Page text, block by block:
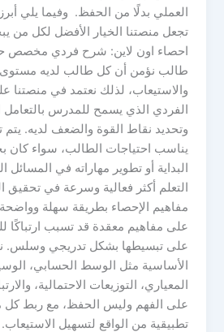
العملي بدلًا من الحفظ. وفيما يلي
تجعل منصتنا الخيار الأفضل لكل
احصاء اون لاين: شرح فردي
طالب نؤمن أن كل طالب لديه
والاستيعاب، لذلك نعتمد في منصتنا
الفردي الذي يسمح للمدرس بالتعامل
وتحديد نقاط القوة والضعف لديه.
يناسب احتياجات الطالب، سواء كان
البداية أو تطوير مهاراته في المسائل
التعلم أكثر فعالية وسرعة في تحقيق
مفاهيم الإحصاء بطريقة سهلة
على مفاهيم معقدة قد تسبب ارتباكًا
على تبسيطها بشكل تدريجي وسلس.
الأساسية مثل الوسط الحسابي،
المعياري، التوزيعات الاحتمالية،
على الفهم وليس الحفظ، مع ربط كل
تطبيقية من الواقع لتسهيل